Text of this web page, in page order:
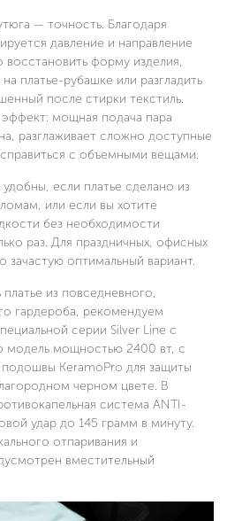
— точность. Благодаря
давление и направление
форму изделия,
платье-рубашке или разгладить
после стирки текстиль.
мощная подача пара
разглаживает сложно доступные
с объемными вещами.
если платье сделано из
или если вы хотите
без необходимости
раз. Для праздничных, офисных
зачастую оптимальный вариант.
из повседневного,
гардероба, рекомендуем
серии Silver Line с
модель мощностью 2400 вт, с
KeramoPro для защиты
черном цвете. В
система ANTI-
удар до 145 грамм в минуту.
отпаривания и
вместительный